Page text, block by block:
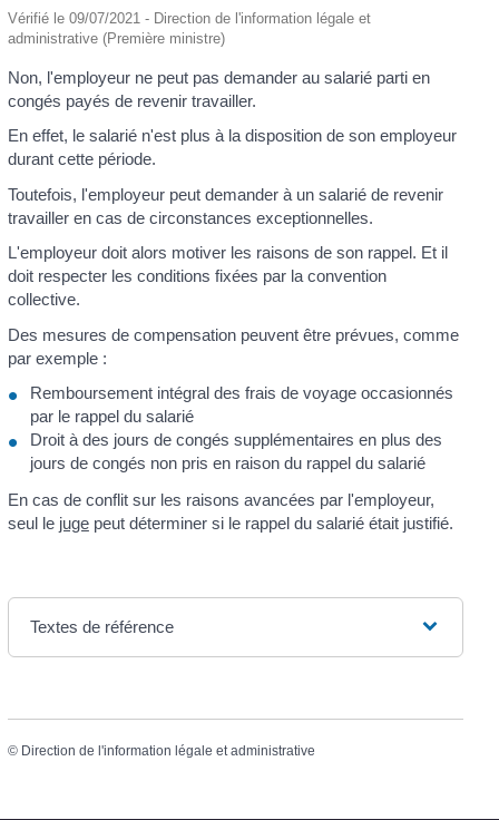
Vérifié le 09/07/2021 - Direction de l'information légale et
administrative (Première ministre)
Non, l'employeur ne peut pas demander au salarié parti en
congés payés de revenir travailler.
En effet, le salarié n'est plus à la disposition de son employeur
durant cette période.
Toutefois, l'employeur peut demander à un salarié de revenir
travailler en cas de circonstances exceptionnelles.
L'employeur doit alors motiver les raisons de son rappel. Et il
doit respecter les conditions fixées par la convention
collective.
Des mesures de compensation peuvent être prévues, comme
par exemple :
Remboursement intégral des frais de voyage occasionnés
par le rappel du salarié
Droit à des jours de congés supplémentaires en plus des
jours de congés non pris en raison du rappel du salarié
En cas de conflit sur les raisons avancées par l'employeur,
seul le jugepeut déterminer si le rappel du salarié était justifié.
Textes de référence
© Direction de l'information légale et administrative